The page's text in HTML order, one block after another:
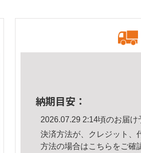
納期目安：
2026.07.29 2:14頃のお届け
決済方法が、クレジット、
方法の場合はこちら をご確